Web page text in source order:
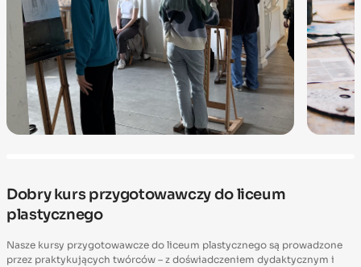
Dobry kurs przygotowawczy do liceum
plastycznego
Nasze kursy przygotowawcze do liceum plastycznego są prowadzone
przez praktykujących twórców – z doświadczeniem dydaktycznym i